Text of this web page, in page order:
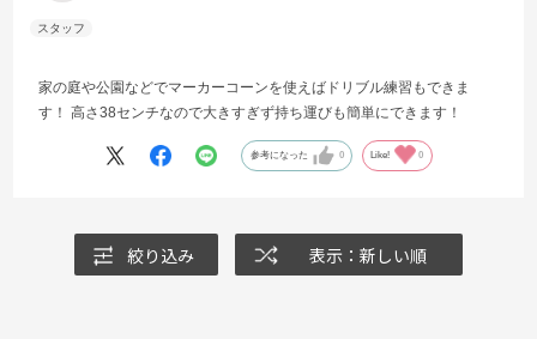
家の庭や公園などでマーカーコーンを使えばドリブル練習もできま
す！ 高さ38センチなので大きすぎず持ち運びも簡単にできます！
参考になった 0 Like! 0
絞り込み 表示：新しい順